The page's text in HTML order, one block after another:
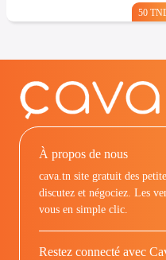
50
À propos de nous
cava.tn site gratuit des
discutez et négociez. Les
vous en simple clic.
Restez connecté avec